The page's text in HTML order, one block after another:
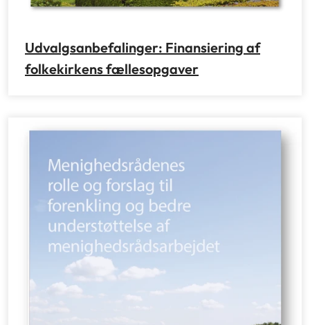
Udvalgsanbefalinger: Finansiering af
folkekirkens fællesopgaver